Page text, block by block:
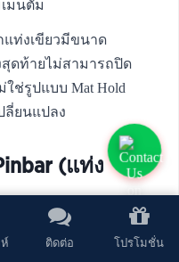
มนตัม
แท่งเขียวมีขนาด
ดท้ายไม่สามารถปิด
ช่รูปแบบ Mat Hold
ลี่ยนแปลง
(แท่ง
เดี่ยวที่มีไส้เทียน
ติดต่อ โปรโมชั่น